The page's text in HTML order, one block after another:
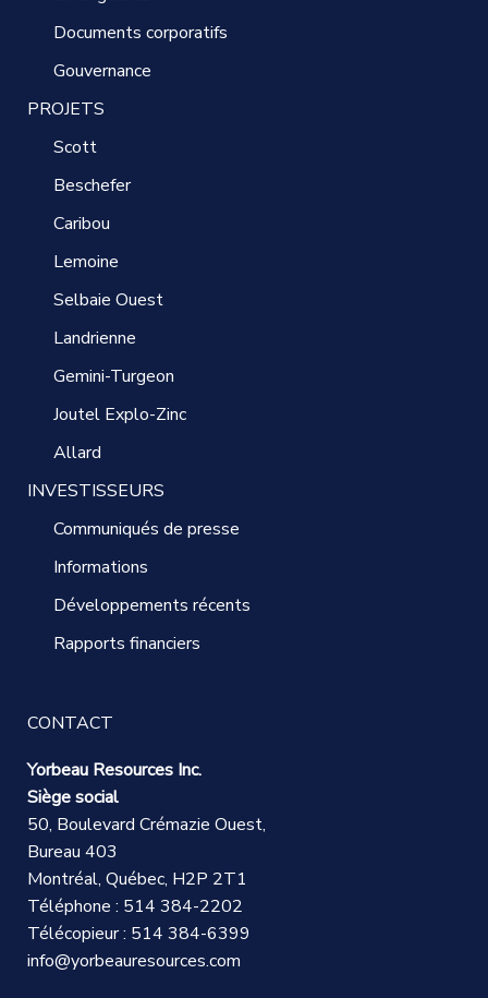
Documents corporatifs
Gouvernance
PROJETS
Scott
Beschefer
Caribou
Lemoine
Selbaie Ouest
Landrienne
Gemini-Turgeon
Joutel Explo-Zinc
Allard
INVESTISSEURS
Communiqués de presse
Informations
Développements récents
Rapports financiers
CONTACT
Yorbeau Resources Inc.
Siège social
50, Boulevard Crémazie Ouest,
Bureau 403
Montréal, Québec, H2P 2T1
Téléphone : 514 384-2202
Télécopieur : 514 384-6399
info@yorbeauresources.com